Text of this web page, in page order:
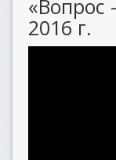
«Вопрос
2016 г.